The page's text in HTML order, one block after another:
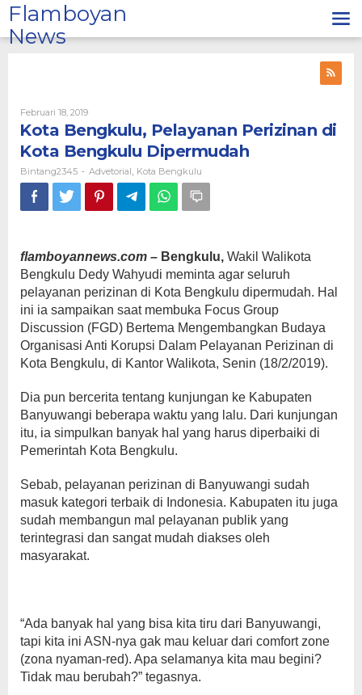
Lewati
ke
konten
Flamboyan
News
Februari 18, 2019Oleh
Bintang2345
Kota Bengkulu, Pelayanan Perizinan di
Kota Bengkulu Dipermudah
Bintang2345 - Advetorial Kota Bengkulu
flamboyannews.com – Bengkulu, Wakil Walikota
Bengkulu Dedy Wahyudi meminta agar seluruh
pelayanan perizinan di Kota Bengkulu dipermudah. Hal
ini ia sampaikan saat membuka Focus Group
Discussion (FGD) Bertema Mengembangkan Budaya
Organisasi Anti Korupsi Dalam Pelayanan Perizinan di
Kota Bengkulu, di Kantor Walikota, Senin (18/2/2019).
Dia pun bercerita tentang kunjungan ke Kabupaten
Banyuwangi beberapa waktu yang lalu. Dari kunjungan
itu, ia simpulkan banyak hal yang harus diperbaiki di
Pemerintah Kota Bengkulu.
Sebab, pelayanan perizinan di Banyuwangi sudah
masuk kategori terbaik di Indonesia. Kabupaten itu juga
sudah membangun mal pelayanan publik yang
terintegrasi dan sangat mudah diakses oleh
masyarakat.
“Ada banyak hal yang bisa kita tiru dari Banyuwangi,
tapi kita ini ASN-nya gak mau keluar dari comfort zone
(zona nyaman-red). Apa selamanya kita mau begini?
Tidak mau berubah?” tegasnya.